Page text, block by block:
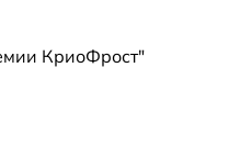
КриоФрост"